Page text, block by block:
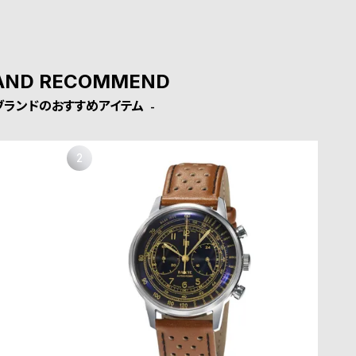
RECOMMEND
ランドのおすすめアイテム